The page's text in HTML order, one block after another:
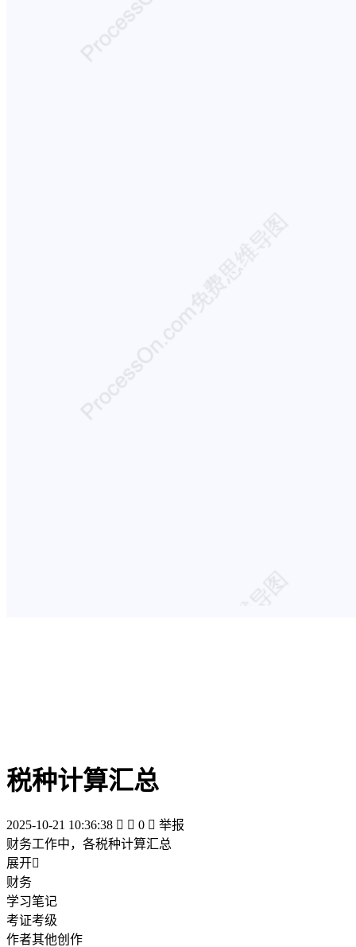
税种计算汇总
2025-10-21 10:36:38   0  举报
财务工作中，各税种计算汇总
展开
财务
学习笔记
考证考级
作者其他创作